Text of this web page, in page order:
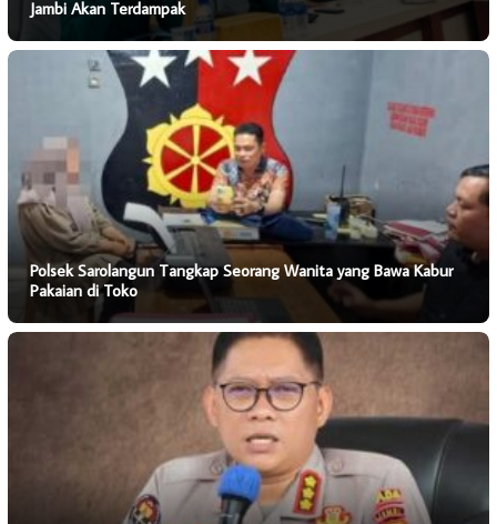
Jambi Akan Terdampak
Polsek Sarolangun Tangkap Seorang Wanita yang Bawa Kabur
Pakaian di Toko